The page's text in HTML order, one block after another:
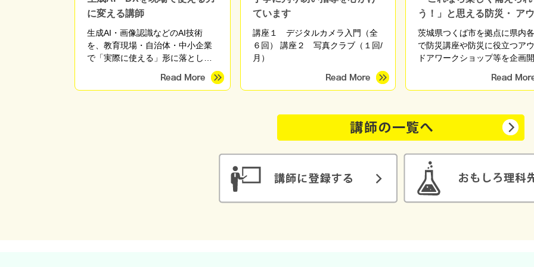
に変える講師
生成AI・画像認識などのAI技術
を、教育現場・自治体・中小企業
で「実際に使える」形に落とし込
む実践講師。高校でのAI・DX授業
や教職員研修、自治体のDX支援、
ています
講座１ デジタルカメラ入門（全
６回） 講座２ 写真クラブ（１回/
月）
う！」と思える防災・ ア
ドア体験を
茨城県つくば市を拠点に県内
で防災講座や防災に役立つア
ドアワークショップ等を企画
ましょう」「こういうときは
最適な備えや行動」を自分で
られるようになるための知識
れそう」 「備えてる方だと思
けど盲点に気づくことができ
「やっと自分がまず何をした